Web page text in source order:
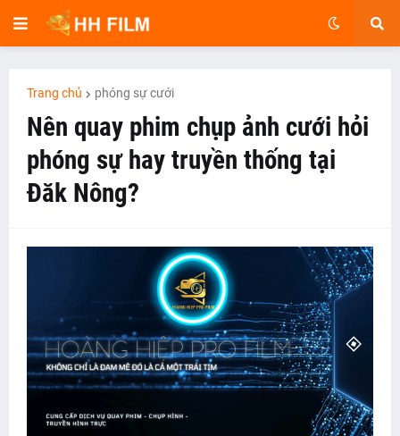
Trang chủ phóng sự cưới
Nên quay phim chụp ảnh cưới hỏi
phóng sự hay truyền thống tại
Đăk Nông?